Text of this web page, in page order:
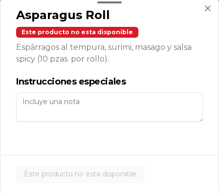
Temaki Roca
Camarones roca, aguacate, masago y
$143.00
Makis
Avocado Cucumber Roll
$139.00
Asparagus Roll
Este producto no esta disponible
Espárragos al tempura, surimi, masago y salsa
spicy (10 pzas. por rollo).
Instrucciones especiales
Este producto no esta disponible